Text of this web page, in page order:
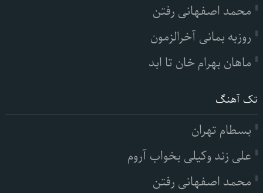
محمد اصفهانی رفتن
روزبه بمانی آخرالزمون
ماهان بهرام خان تا ابد
تک آهنگ
بسطام تهران
علی زند وکیلی بخواب آروم
محمد اصفهانی رفتن